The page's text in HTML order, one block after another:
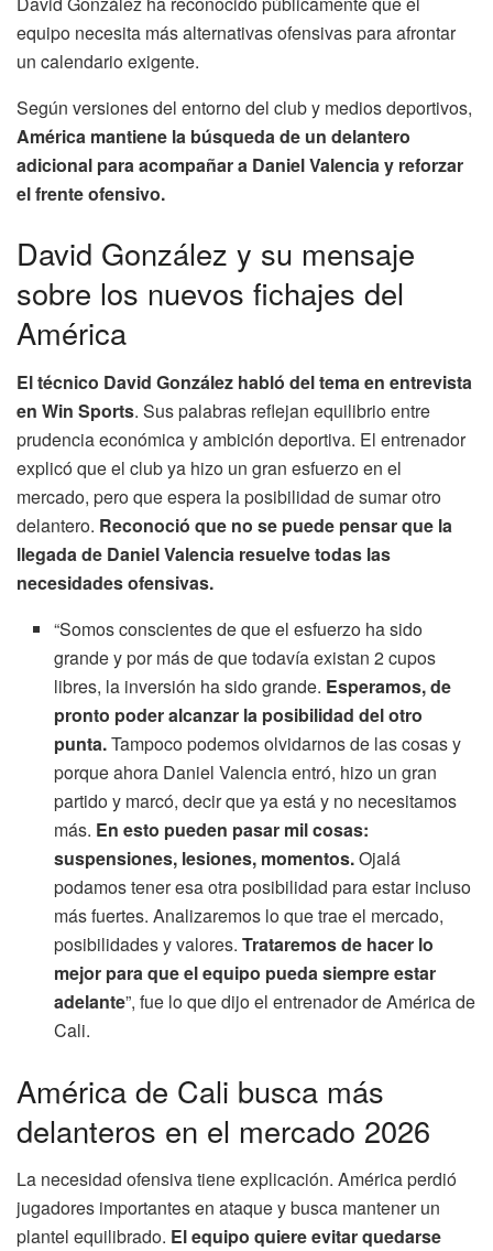
equipo necesita más alternativas ofensivas para afrontar
un calendario exigente.
Según versiones del entorno del club y medios deportivos,
América mantiene la búsqueda de un delantero
adicional para acompañar a Daniel Valencia y reforzar
el frente ofensivo.
David González y su mensaje
sobre los nuevos fichajes del
América
El técnico David González habló del tema en entrevista
en Win Sports. Sus palabras reflejan equilibrio entre
prudencia económica y ambición deportiva. El entrenador
explicó que el club ya hizo un gran esfuerzo en el
mercado, pero que espera la posibilidad de sumar otro
delantero. Reconoció que no se puede pensar que la
llegada de Daniel Valencia resuelve todas las
necesidades ofensivas.
“Somos conscientes de que el esfuerzo ha sido
grande y por más de que todavía existan 2 cupos
libres, la inversión ha sido grande. Esperamos, de
pronto poder alcanzar la posibilidad del otro
punta.Tampoco podemos olvidarnos de las cosas y
porque ahora Daniel Valencia entró, hizo un gran
partido y marcó, decir que ya está y no necesitamos
más. En esto pueden pasar mil cosas:
suspensiones, lesiones, momentos.Ojalá
podamos tener esa otra posibilidad para estar incluso
más fuertes. Analizaremos lo que trae el mercado,
posibilidades y valores.Trataremos de hacer lo
mejor para que el equipo pueda siempre estar
adelante”, fue lo que dijo el entrenador de América de
Cali.
América de Cali busca más
delanteros en el mercado 2026
La necesidad ofensiva tiene explicación. América perdió
jugadores importantes en ataque y busca mantener un
plantel equilibrado. El equipo quiere evitar quedarse